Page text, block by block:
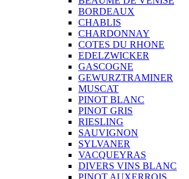
BORDEAUX
CHABLIS
CHARDONNAY
COTES DU RHONE
EDELZWICKER
GASCOGNE
GEWURZTRAMINER
MUSCAT
PINOT BLANC
PINOT GRIS
RIESLING
SAUVIGNON
SYLVANER
VACQUEYRAS
DIVERS VINS BLANC
PINOT AUXERROIS